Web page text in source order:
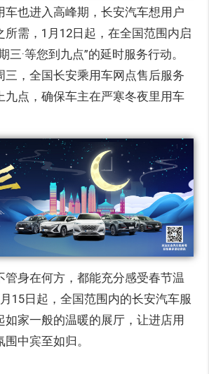
也进入高峰期，长安汽车想用户
所需，1月12日起，在全国范围内启
三·等您到九点”的延时服务行动。
三，全国长安乘用车网点售后服务
九点，确保车主在严寒冬夜里用车
身在何方，都能充分感受春节温
15日起，全国范围内的长安汽车服
如家一般的温暖的展厅，让进店用
围中宾至如归。